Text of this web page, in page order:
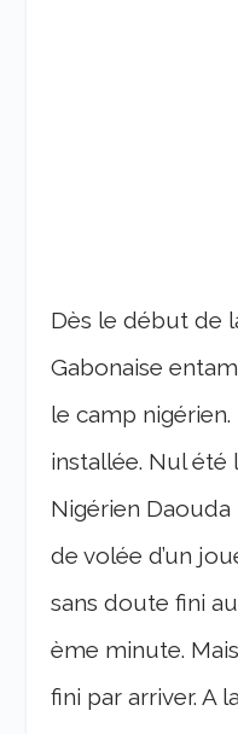
Dès le début de
Gabonaise
le camp
installée. Nul été
Nigérien Daouda
de volée d’un
sans doute fini
ème minute.
fini par arriver. A